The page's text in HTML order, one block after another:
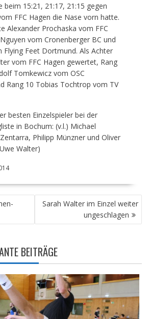
beim 15:21, 21:17, 21:15 gegen
FFC Hagen die Nase vorn hatte.
Alexander Prochaska vom FFC
vom Cronenberger BC und
Flying Feet Dortmund. Als Achter
vom FFC Hagen gewertet, Rang
Tomkewicz vom OSC
Rang 10 Tobias Tochtrop vom TV
besten Einzelspieler bei der
in Bochum: (v.l.) Michael
Philipp Münzner und Oliver
Walter)
Sarah Walter im Einzel weiter
ungeschlagen
BEITRÄGE